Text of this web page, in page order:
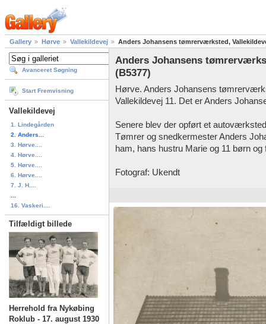
Gallery Hørve Vallekildevej Anders Johansens tømrerværksted,
Avanceret Søgning
Start Fremvisning
Vallekildevej
1. Lindegården
2. Anders...
3. Hørve....
4. Hørve....
5. Hørve....
6. Hørve....
7. J. H....
16. Vaskeri....
Tilfældigt billede
Herrehold fra Nykøbing
Roklub - 17. august 1930
Anders Johansens
(B5377)
Hørve. Anders Johansens
Vallekildevej 11. Det er Anders
Senere blev der opført et
Tømrer og snedkermester Anders
ham, hans hustru Marie og 11 børn og
Fotograf: Ukendt